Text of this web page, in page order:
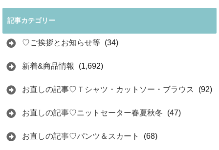
記事カテゴリー
♡ご挨拶とお知らせ等 (34)
新着&商品情報 (1,692)
お直しの記事♡Ｔシャツ・カットソー・ブラウス (92)
お直しの記事♡ニットセーター春夏秋冬 (47)
お直しの記事♡パンツ＆スカート (68)